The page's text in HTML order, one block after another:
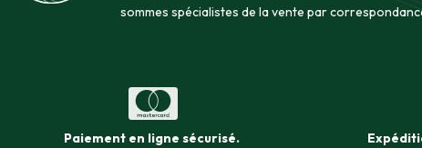
sommes spécialistes de la vente par
Paiement en ligne sécurisé.